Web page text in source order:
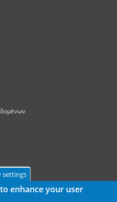
settings
enhance your user